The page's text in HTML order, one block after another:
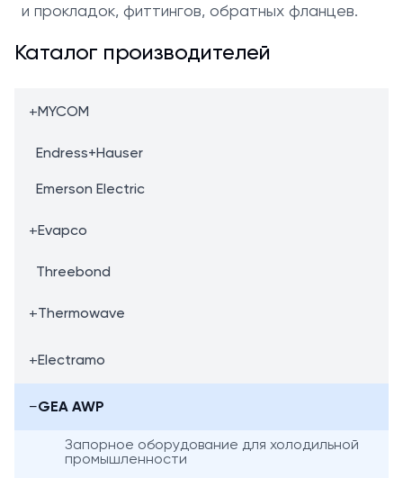
и прокладок, фиттингов, обратных фланцев.
Каталог производителей
+MYCOM
Endress+Hauser
Emerson Electric
+Evapco
Threebond
+Thermowave
+Electramo
−GEA AWP
Запорное оборудование для холодильной
промышленности